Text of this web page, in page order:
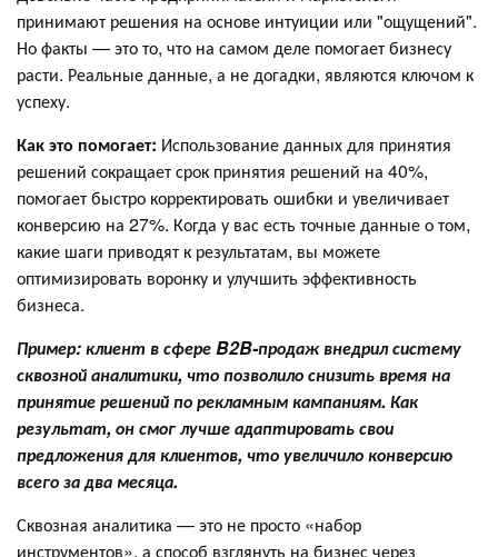
принимают решения на основе интуиции или "ощущений".
Но факты — это то, что на самом деле помогает бизнесу
расти. Реальные данные, а не догадки, являются ключом к
успеху.
Как это помогает: Использование данных для принятия
решений сокращает срок принятия решений на 40%,
помогает быстро корректировать ошибки и увеличивает
конверсию на 27%. Когда у вас есть точные данные о том,
какие шаги приводят к результатам, вы можете
оптимизировать воронку и улучшить эффективность
бизнеса.
Пример: клиент в сфере B2B-продаж внедрил систему
сквозной аналитики, что позволило снизить время на
принятие решений по рекламным кампаниям. Как
результат, он смог лучше адаптировать свои
предложения для клиентов, что увеличило конверсию
всего за два месяца.
Сквозная аналитика — это не просто «набор
инструментов», а способ взглянуть на бизнес через